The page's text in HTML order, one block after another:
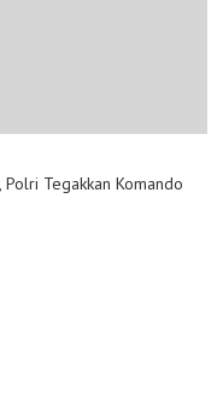
Tegakkan Komando